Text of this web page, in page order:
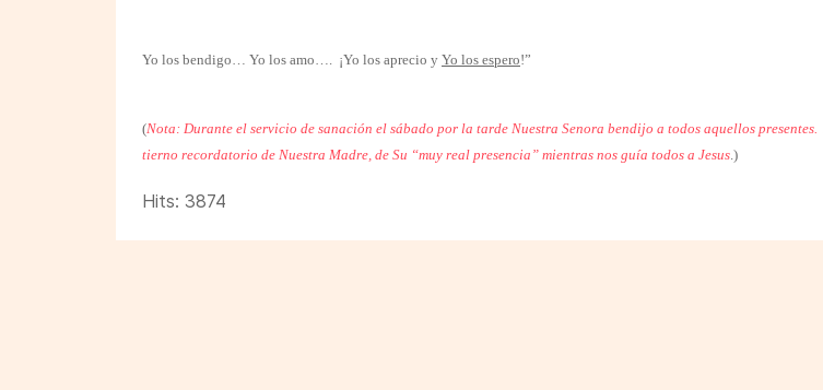
Yo los bendigo… Yo los amo…. ¡Yo los aprecio y Yo los espero!”
(Nota: Durante el servicio de sanación el sábado por la tarde Nuestra Senora bendijo a todos aquellos presentes.
tierno recordatorio de Nuestra Madre, de Su “muy real presencia” mientras nos guía todos a Jesus.)
Hits: 3874